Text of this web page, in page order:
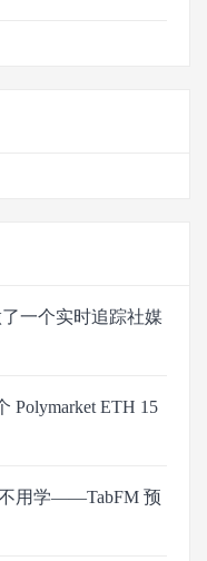
一个实时追踪社媒
Polymarket ETH 15
用学——TabFM 预